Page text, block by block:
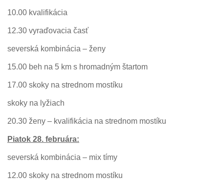
10.00 kvalifikácia
12.30 vyraďovacia časť
severská kombinácia – ženy
15.00 beh na 5 km s hromadným štartom
17.00 skoky na strednom mostíku
skoky na lyžiach
20.30 ženy – kvalifikácia na strednom mostíku
Piatok 28. februára:
severská kombinácia – mix tímy
12.00 skoky na strednom mostíku